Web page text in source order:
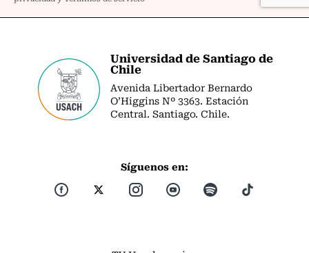
Universidad de Santiago de
Chile
Avenida Libertador Bernardo
O’Higgins Nº 3363. Estación
Central. Santiago. Chile.
Síguenos en: